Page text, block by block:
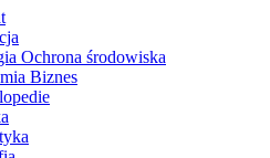
Ochrona środowiska
Biznes